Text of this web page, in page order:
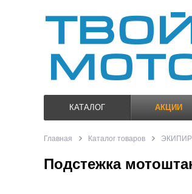
КАТАЛОГ АКЦИИ
Главная Каталог товаров
Подстежка